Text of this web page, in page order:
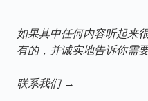
如果其中任何内容听起来
有的，并诚实地告诉你需
联系我们 →